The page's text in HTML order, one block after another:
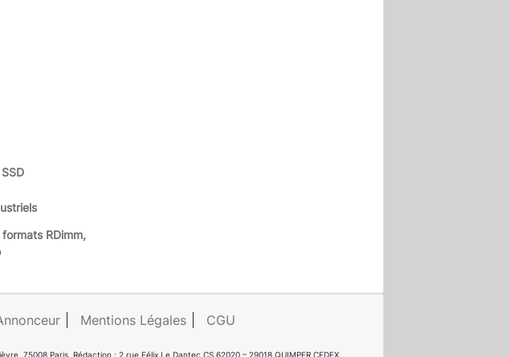
RDimm,
Mentions Légales CGU
75008 Paris. Rédaction : 2 rue Félix Le Dantec CS 62020 – 29018 QUIMPER CEDEX.